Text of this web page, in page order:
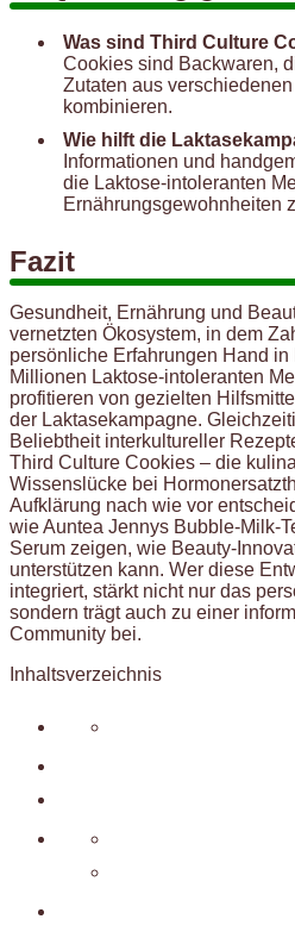
Was sind Third Culture
Cookies sind Backwaren,
Zutaten aus
kombinieren.
Wie hilft die
Informationen und
die Laktose-intoleranten
Ernährungsgewohnheiten
Fazit
Gesundheit, Ernährung und
vernetzten Ökosystem, in dem
persönliche Erfahrungen Hand
Millionen Laktose-intoleranten
profitieren von gezielten
der Laktasekampagne.
Beliebtheit interkultureller
Third Culture Cookies – die
Wissenslücke bei
Aufklärung nach wie vor
wie Auntea Jennys Bubble-Milk-
Serum zeigen, wie Beauty-
unterstützen kann. Wer diese
integriert, stärkt nicht nur das
sondern trägt auch zu einer
Community bei.
Inhaltsverzeichnis